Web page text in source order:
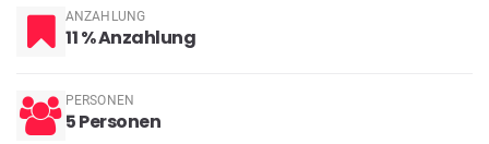
ANZAHLUNG
11 % Anzahlung
PERSONEN
5 Personen